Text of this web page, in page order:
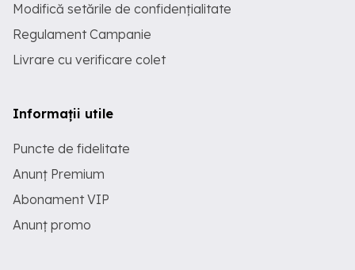
Modifică setările de confidențialitate
Regulament Campanie
Livrare cu verificare colet
Informații utile
Puncte de fidelitate
Anunț Premium
Abonament VIP
Anunț promo